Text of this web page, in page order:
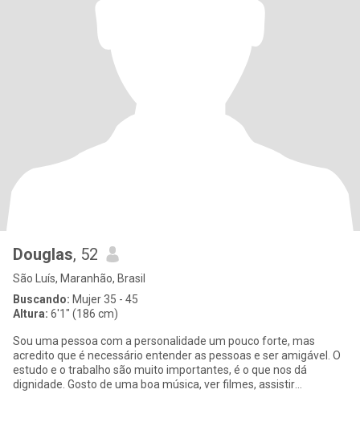
Douglas, 52
São Luís, Maranhão, Brasil
Buscando: Mujer 35 - 45
Altura: 6'1" (186 cm)
Sou uma pessoa com a personalidade um pouco forte, mas
acredito que é necessário entender as pessoas e ser amigável. O
estudo e o trabalho são muito importantes, é o que nos dá
dignidade. Gosto de uma boa música, ver filmes, assistir